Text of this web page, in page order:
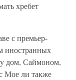
хребет
с премьер-
иностранных
дом, Саймоном,
Мое ли также